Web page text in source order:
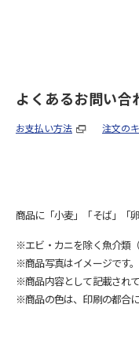
よくあるお問い合
お支払い方法 注文の
商品に「小麦」「そば」「
※エビ・カニを除く魚介類
※商品写真はイメージです。
※商品内容として記載され
※商品の色は、印刷の都合